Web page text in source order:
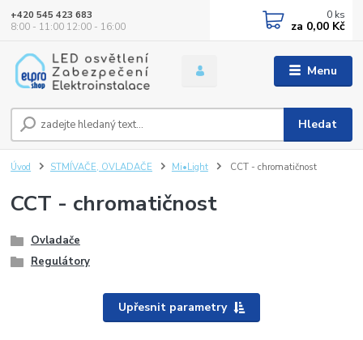
Menu
Hledat
+420 545 423 683
8:00 - 11:00 12:00 - 16:00
0 ks
za 0,00 Kč
Úvod STMÍVAČE, OVLADAČE Mi•Light CCT - chromatičnost
CCT - chromatičnost
Ovladače
Regulátory
Upřesnit parametry